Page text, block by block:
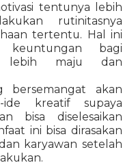
tentunya lebih
rutinitasnya
tertentu. Hal ini
bagi
lebih maju dan
bersemangat akan
kreatif supaya
bisa diselesaikan
ini bisa dirasakan
karyawan setelah